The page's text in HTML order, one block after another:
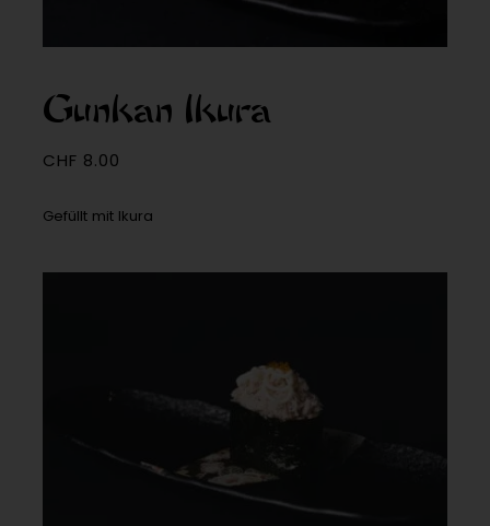
Gunkan Ikura
CHF 8.00
Gefüllt mit Ikura